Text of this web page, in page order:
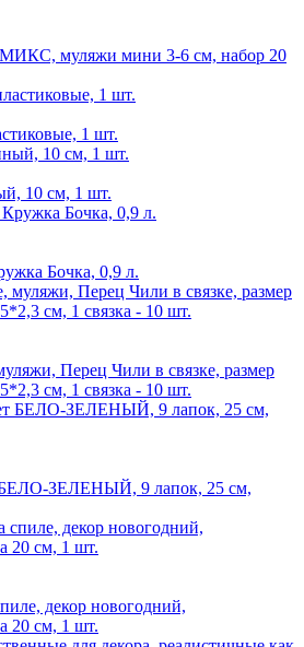
муляжи мини 3-6 см, набор 20
1 шт.
10 см, 1 шт.
Бочка, 0,9 л.
Перец Чили в связке, размер
см, 1 связка - 10 шт.
БЕЛО-ЗЕЛЕНЫЙ, 9 лапок, 25 см,
декор новогодний,
20 см, 1 шт.